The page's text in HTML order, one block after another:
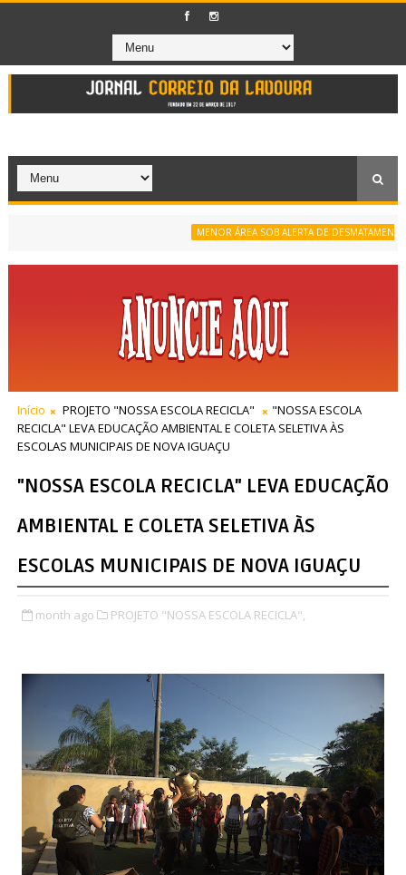
MENOR ÁREA SOB ALERTA DE DESMATAMENTO DA
Início PROJETO "NOSSA ESCOLA RECICLA"
"NOSSA ESCOLA
RECICLA" LEVA EDUCAÇÃO AMBIENTAL E COLETA SELETIVA ÀS
ESCOLAS MUNICIPAIS DE NOVA IGUAÇU
"NOSSA ESCOLA RECICLA" LEVA EDUCAÇÃO
AMBIENTAL E COLETA SELETIVA ÀS
ESCOLAS MUNICIPAIS DE NOVA IGUAÇU
month ago PROJETO "NOSSA ESCOLA RECICLA",